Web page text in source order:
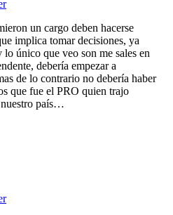
un cargo deben hacerse
implica tomar decisiones, ya
lo único que veo son me sales en
debería empezar a
de lo contrario no debería haber
que fue el PRO quien trajo
país…